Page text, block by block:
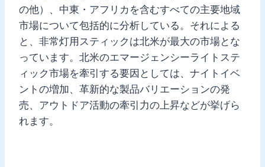
の他）、中東・アフリカを含むすべての主要地域
市場について包括的に分析している。それによる
と、非常灯用スティックは北米が最大の市場とな
っています。北米のエマージェンシーライトステ
ィック市場を牽引する要因としては、ナイトイベ
ントの増加、革新的な製品バリエーションの発
売、アウトドア活動の牽引力の上昇などが挙げら
れます。